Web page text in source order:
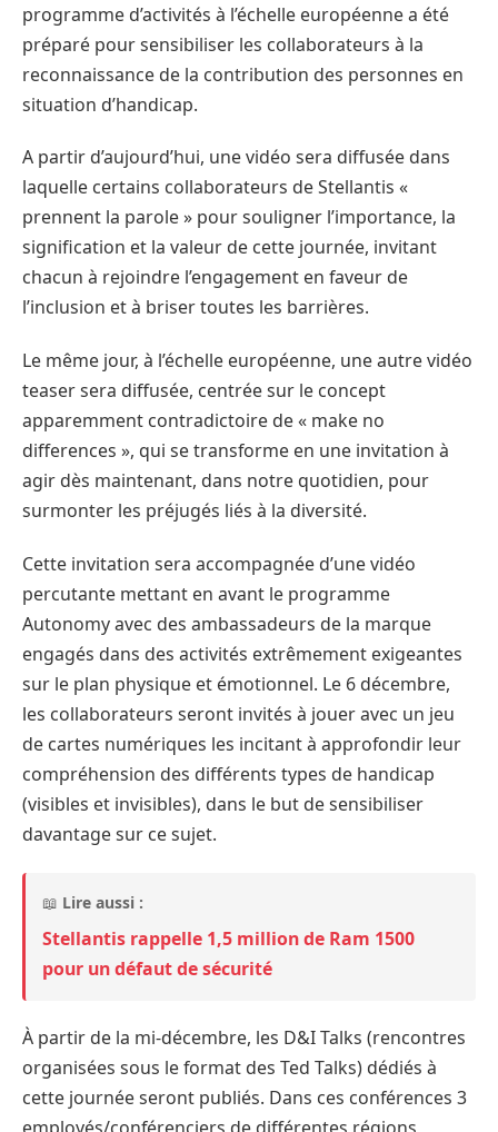
programme d’activités à l’échelle européenne a été
préparé pour sensibiliser les collaborateurs à la
reconnaissance de la contribution des personnes en
situation d’handicap.
A partir d’aujourd’hui, une vidéo sera diffusée dans
laquelle certains collaborateurs de Stellantis «
prennent la parole » pour souligner l’importance, la
signification et la valeur de cette journée, invitant
chacun à rejoindre l’engagement en faveur de
l’inclusion et à briser toutes les barrières.
Le même jour, à l’échelle européenne, une autre vidéo
teaser sera diffusée, centrée sur le concept
apparemment contradictoire de « make no
differences », qui se transforme en une invitation à
agir dès maintenant, dans notre quotidien, pour
surmonter les préjugés liés à la diversité.
Cette invitation sera accompagnée d’une vidéo
percutante mettant en avant le programme
Autonomy avec des ambassadeurs de la marque
engagés dans des activités extrêmement exigeantes
sur le plan physique et émotionnel. Le 6 décembre,
les collaborateurs seront invités à jouer avec un jeu
de cartes numériques les incitant à approfondir leur
compréhension des différents types de handicap
(visibles et invisibles), dans le but de sensibiliser
davantage sur ce sujet.
📖 Lire aussi :
Stellantis rappelle 1,5 million de Ram 1500
pour un défaut de sécurité
À partir de la mi-décembre, les D&I Talks (rencontres
organisées sous le format des Ted Talks) dédiés à
cette journée seront publiés. Dans ces conférences 3
employés/conférenciers de différentes régions